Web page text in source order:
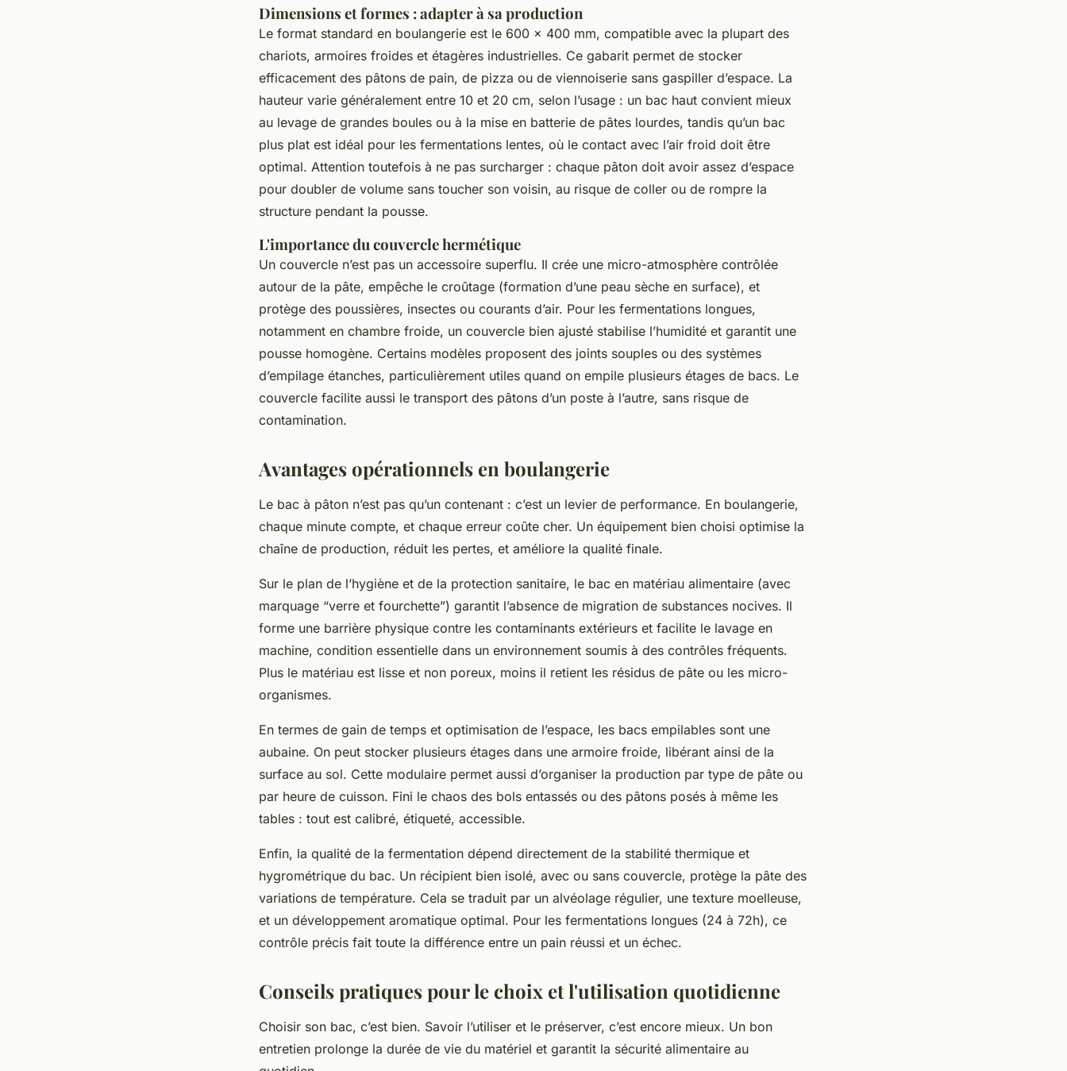
Dimensions et formes : adapter à sa production
Le format standard en boulangerie est le 600 x 400 mm, compatible avec la plupart des
chariots, armoires froides et étagères industrielles. Ce gabarit permet de stocker
efficacement des pâtons de pain, de pizza ou de viennoiserie sans gaspiller d’espace. La
hauteur varie généralement entre 10 et 20 cm, selon l’usage : un bac haut convient mieux
au levage de grandes boules ou à la mise en batterie de pâtes lourdes, tandis qu’un bac
plus plat est idéal pour les fermentations lentes, où le contact avec l’air froid doit être
optimal. Attention toutefois à ne pas surcharger : chaque pâton doit avoir assez d’espace
pour doubler de volume sans toucher son voisin, au risque de coller ou de rompre la
structure pendant la pousse.
L'importance du couvercle hermétique
Un couvercle n’est pas un accessoire superflu. Il crée une micro-atmosphère contrôlée
autour de la pâte, empêche le croûtage (formation d’une peau sèche en surface), et
protège des poussières, insectes ou courants d’air. Pour les fermentations longues,
notamment en chambre froide, un couvercle bien ajusté stabilise l’humidité et garantit une
pousse homogène. Certains modèles proposent des joints souples ou des systèmes
d’empilage étanches, particulièrement utiles quand on empile plusieurs étages de bacs. Le
couvercle facilite aussi le transport des pâtons d’un poste à l’autre, sans risque de
contamination.
Avantages opérationnels en boulangerie
Le bac à pâton n’est pas qu’un contenant : c’est un levier de performance. En boulangerie,
chaque minute compte, et chaque erreur coûte cher. Un équipement bien choisi optimise la
chaîne de production, réduit les pertes, et améliore la qualité finale.
Sur le plan de l’hygiène et de la protection sanitaire, le bac en matériau alimentaire (avec
marquage “verre et fourchette”) garantit l’absence de migration de substances nocives. Il
forme une barrière physique contre les contaminants extérieurs et facilite le lavage en
machine, condition essentielle dans un environnement soumis à des contrôles fréquents.
Plus le matériau est lisse et non poreux, moins il retient les résidus de pâte ou les micro-
organismes.
En termes de gain de temps et optimisation de l’espace, les bacs empilables sont une
aubaine. On peut stocker plusieurs étages dans une armoire froide, libérant ainsi de la
surface au sol. Cette modulaire permet aussi d’organiser la production par type de pâte ou
par heure de cuisson. Fini le chaos des bols entassés ou des pâtons posés à même les
tables : tout est calibré, étiqueté, accessible.
Enfin, la qualité de la fermentation dépend directement de la stabilité thermique et
hygrométrique du bac. Un récipient bien isolé, avec ou sans couvercle, protège la pâte des
variations de température. Cela se traduit par un alvéolage régulier, une texture moelleuse,
et un développement aromatique optimal. Pour les fermentations longues (24 à 72h), ce
contrôle précis fait toute la différence entre un pain réussi et un échec.
Conseils pratiques pour le choix et l'utilisation quotidienne
Choisir son bac, c’est bien. Savoir l’utiliser et le préserver, c’est encore mieux. Un bon
entretien prolonge la durée de vie du matériel et garantit la sécurité alimentaire au